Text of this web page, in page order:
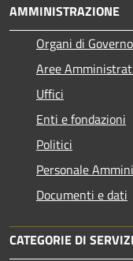
AMMINISTRAZIONE
Organi di Governo
Aree
Uffici
Enti e fondazioni
Politici
Personale
Documenti e dati
CATEGORIE DI